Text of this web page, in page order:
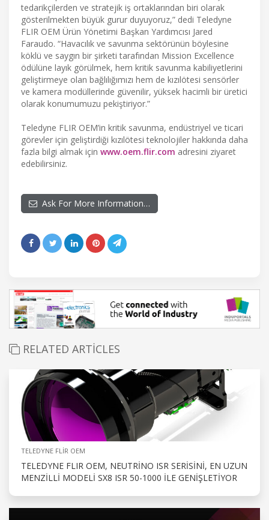
tedarikçilerden ve stratejik iş ortaklarından biri olarak
gösterilmekten büyük gurur duyuyoruz,” dedi Teledyne
FLIR OEM Ürün Yönetimi Başkan Yardımcısı Jared
Faraudo. “Havacılık ve savunma sektörünün böylesine
köklü ve saygın bir şirketi tarafından Mission Excellence
ödülüne layık görülmek, hem kritik savunma kabiliyetlerini
geliştirmeye olan bağlılığımızı hem de kızılötesi sensörler
ve kamera modüllerinde güvenilir, yüksek hacimli bir üretici
olarak konumumuzu pekiştiriyor.”
Teledyne FLIR OEM’in kritik savunma, endüstriyel ve ticari
görevler için geliştirdiği kızılötesi teknolojiler hakkında daha
fazla bilgi almak için www.oem.flir.com adresini ziyaret
edebilirsiniz.
Ask For More Information…
RELATED ARTICLES
TELEDYNE FLIR OEM
TELEDYNE FLIR OEM, NEUTRINO ISR SERISINI, EN UZUN
MENZILLI MODELI SX8 ISR 50-1000 ILE GENIŞLETIYOR